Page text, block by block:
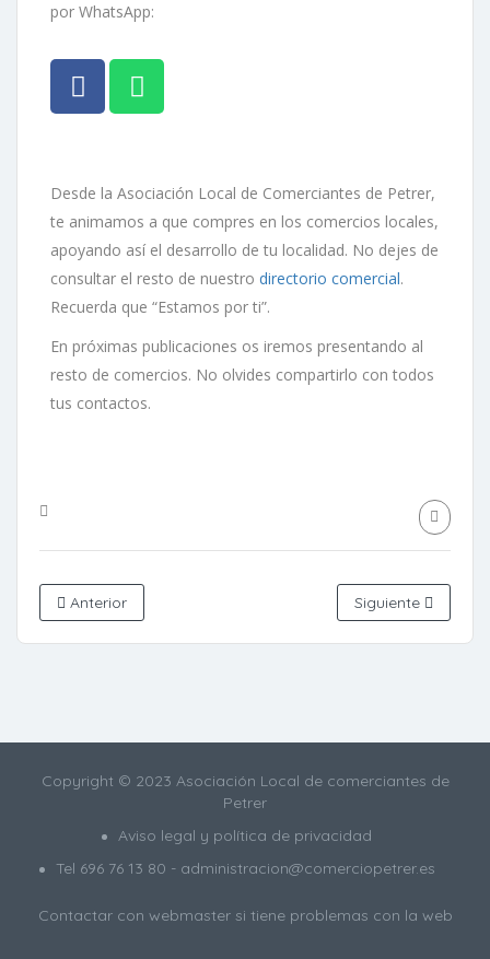
por WhatsApp:
Desde la Asociación Local de Comerciantes de Petrer,
te animamos a que compres en los comercios locales,
apoyando así el desarrollo de tu localidad. No dejes de
consultar el resto de nuestro directorio comercial.
Recuerda que “Estamos por ti”.
En próximas publicaciones os iremos presentando al
resto de comercios. No olvides compartirlo con todos
tus contactos.
Anterior Siguiente
Copyright © 2023 Asociación Local de comerciantes de
Petrer
Aviso legal y política de privacidad
Tel 696 76 13 80 - administracion@comerciopetrer.es
Contactar con webmaster si tiene problemas con la web